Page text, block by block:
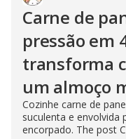
Carne de
pressão em
transforma
um almoço
Cozinhe carne de
suculenta e
encorpado. The post